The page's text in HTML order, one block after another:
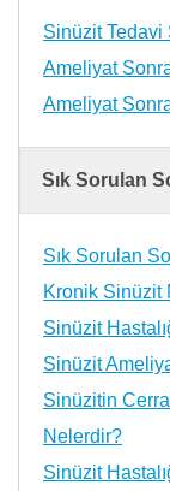
Sinüzit Tedavi
Ameliyat
Ameliyat
Sık Sorulan
Sık Sorulan
Kronik Sinüzit
Sinüzit
Sinüzit
Sinüzitin
Nelerdir?
Sinüzit